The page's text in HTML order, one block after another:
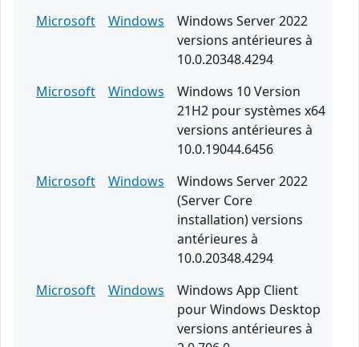
Microsoft
Windows
Windows Server 2022
versions antérieures à
10.0.20348.4294
Microsoft
Windows
Windows 10 Version
21H2 pour systèmes x64
versions antérieures à
10.0.19044.6456
Microsoft
Windows
Windows Server 2022
(Server Core
installation) versions
antérieures à
10.0.20348.4294
Microsoft
Windows
Windows App Client
pour Windows Desktop
versions antérieures à